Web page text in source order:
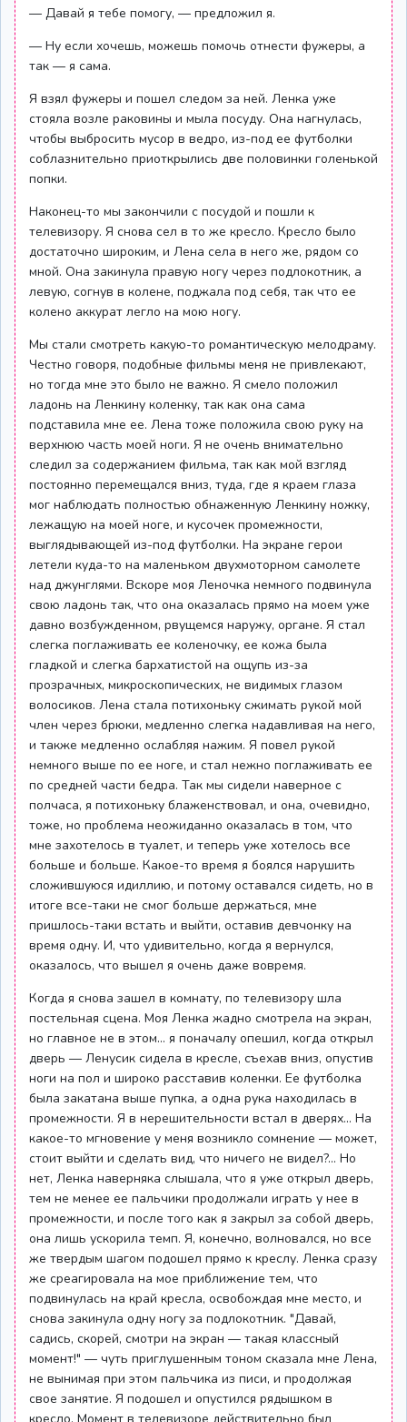
— Давай я тебе помогу, — предложил я.
— Ну если хочешь, можешь помочь отнести фужеры, а
так — я сама.
Я взял фужеры и пошел следом за ней. Ленка уже
стояла возле раковины и мыла посуду. Она нагнулась,
чтобы выбросить мусор в ведро, из-под ее футболки
соблазнительно приоткрылись две половинки голенькой
попки.
Наконец-то мы закончили с посудой и пошли к
телевизору. Я снова сел в то же кресло. Кресло было
достаточно широким, и Лена села в него же, рядом со
мной. Она закинула правую ногу через подлокотник, а
левую, согнув в колене, поджала под себя, так что ее
колено аккурат легло на мою ногу.
Мы стали смотреть какую-то романтическую мелодраму.
Честно говоря, подобные фильмы меня не привлекают,
но тогда мне это было не важно. Я смело положил
ладонь на Ленкину коленку, так как она сама
подставила мне ее. Лена тоже положила свою руку на
верхнюю часть моей ноги. Я не очень внимательно
следил за содержанием фильма, так как мой взгляд
постоянно перемещался вниз, туда, где я краем глаза
мог наблюдать полностью обнаженную Ленкину ножку,
лежащую на моей ноге, и кусочек промежности,
выглядывающей из-под футболки. На экране герои
летели куда-то на маленьком двухмоторном самолете
над джунглями. Вскоре моя Леночка немного подвинула
свою ладонь так, что она оказалась прямо на моем уже
давно возбужденном, рвущемся наружу, органе. Я стал
слегка поглаживать ее коленочку, ее кожа была
гладкой и слегка бархатистой на ощупь из-за
прозрачных, микроскопических, не видимых глазом
волосиков. Лена стала потихоньку сжимать рукой мой
член через брюки, медленно слегка надавливая на него,
и также медленно ослабляя нажим. Я повел рукой
немного выше по ее ноге, и стал нежно поглаживать ее
по средней части бедра. Так мы сидели наверное с
полчаса, я потихоньку блаженствовал, и она, очевидно,
тоже, но проблема неожиданно оказалась в том, что
мне захотелось в туалет, и теперь уже хотелось все
больше и больше. Какое-то время я боялся нарушить
сложившуюся идиллию, и потому оставался сидеть, но в
итоге все-таки не смог больше держаться, мне
пришлось-таки встать и выйти, оставив девчонку на
время одну. И, что удивительно, когда я вернулся,
оказалось, что вышел я очень даже вовремя.
Когда я снова зашел в комнату, по телевизору шла
постельная сцена. Моя Ленка жадно смотрела на экран,
но главное не в этом... я поначалу опешил, когда открыл
дверь — Ленусик сидела в кресле, съехав вниз, опустив
ноги на пол и широко расставив коленки. Ее футболка
была закатана выше пупка, а одна рука находилась в
промежности. Я в нерешительности встал в дверях... На
какое-то мгновение у меня возникло сомнение — может,
стоит выйти и сделать вид, что ничего не видел?... Но
нет, Ленка наверняка слышала, что я уже открыл дверь,
тем не менее ее пальчики продолжали играть у нее в
промежности, и после того как я закрыл за собой дверь,
она лишь ускорила темп. Я, конечно, волновался, но все
же твердым шагом подошел прямо к креслу. Ленка сразу
же среагировала на мое приближение тем, что
подвинулась на край кресла, освобождая мне место, и
снова закинула одну ногу за подлокотник. "Давай,
садись, скорей, смотри на экран — такая классный
момент!" — чуть приглушенным тоном сказала мне Лена,
не вынимая при этом пальчика из писи, и продолжая
свое занятие. Я подошел и опустился рядышком в